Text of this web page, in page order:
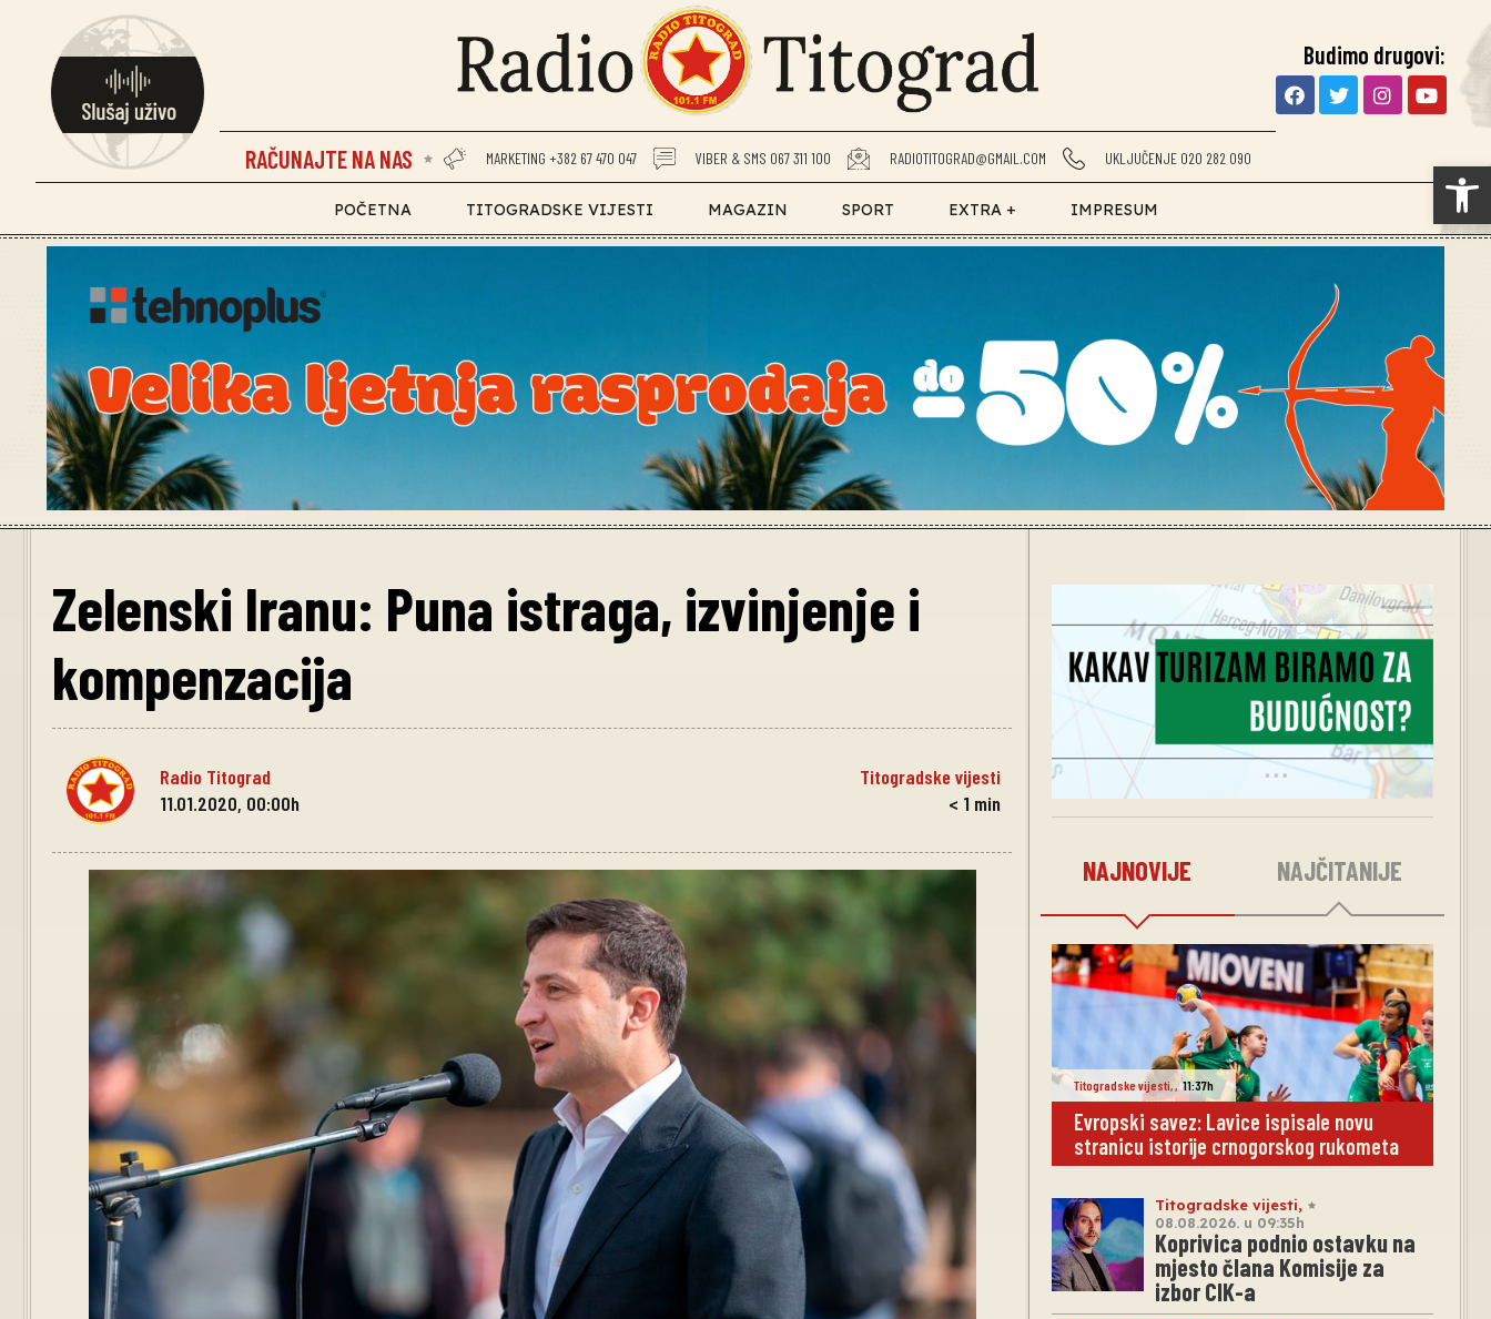
RAČUNAJTE NA NAS MARKETING +382 67 470 047 VIBER & SMS 067 311 100 RADIOTITOGRAD@GMAIL.COM UKLJUČENJE 020 282 090
Budimo drugovi:
POČETNA TITOGRADSKE VIJESTI MAGAZIN SPORT EXTRA + IMPRESUM
Zelenski Iranu: Puna istraga, izvinjenje i
kompenzacija
Radio Titograd
Titogradske vijesti
11.01.2020, 00:00h
< 1 min
NAJNOVIJE NAJČITANIJE
Titogradske vijesti,, 11:37h
Evropski savez: Lavice ispisale novu
stranicu istorije crnogorskog rukometa
Titogradske vijesti,
08.08.2026. u 09:35h
Koprivica podnio ostavku na
mjesto člana Komisije za
izbor CIK-a